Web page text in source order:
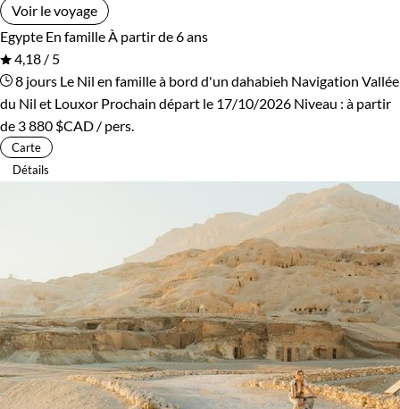
Voir le voyage
Egypte En familleÀ partir de 6 ans
4,18 / 5
8 jours Le Nil en famille à bord d'un dahabieh Navigation Vallée
du Nil et Louxor Prochain départ le 17/10/2026 Niveau : à partir
de 3 880 $CAD / pers.
Carte
Détails